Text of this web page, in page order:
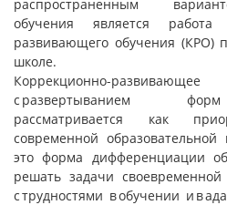
распространенным
обучения является работа
развивающего обучения (КРО)
школе.
Коррекционно-
с развертыванием
рассматривается как
современной
это форма дифференциации
решать задачи
с трудностями в обучении и в